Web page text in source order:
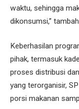
waktu, sehingga
dikonsumsi,”
Keberhasilan
pihak, termasuk
proses distribusi
yang terorganisir,
porsi makanan